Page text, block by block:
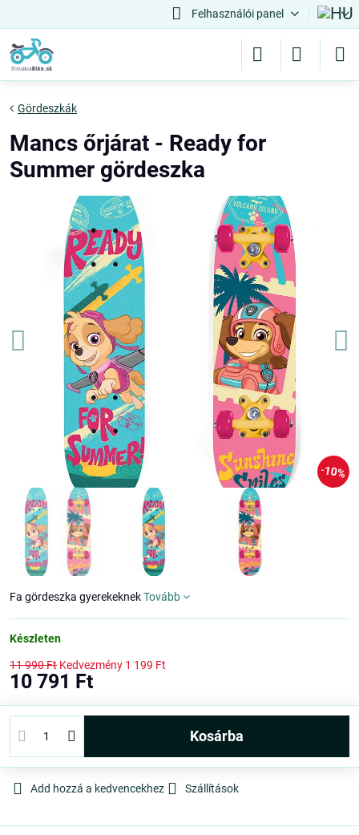
Felhasználói panel
10%
Gördeszkák
Mancs őrjárat - Ready for
Summer gördeszka
Fa gördeszka gyerekeknekTovább
Készleten
11 990 Ft Kedvezmény 1 199 Ft
10 791 Ft
kosárba
Add hozzá a kedvencekhez Szállítások